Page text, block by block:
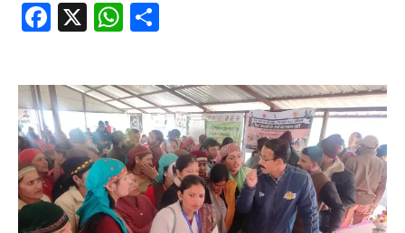
Facebook
X WhatsApp